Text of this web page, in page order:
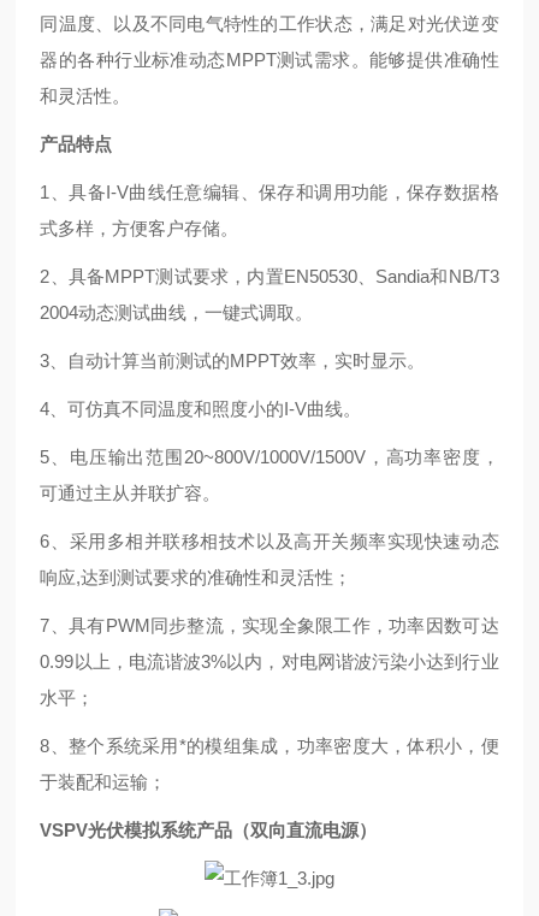
同温度、以及不同电气特性的工作状态，满足对光伏逆变
器的各种行业标准动态MPPT测试需求。能够提供准确性
和灵活性。
产品特点
1、具备I-V曲线任意编辑、保存和调用功能，保存数据格
式多样，方便客户存储。
2、具备MPPT测试要求，内置EN50530、Sandia和NB/T3
2004动态测试曲线，一键式调取。
3、自动计算当前测试的MPPT效率，实时显示。
4、可仿真不同温度和照度小的I-V曲线。
5、电压输出范围20~800V/1000V/1500V，高功率密度，
可通过主从并联扩容。
6、采用多相并联移相技术以及高开关频率实现快速动态
响应,达到测试要求的准确性和灵活性；
7、具有PWM同步整流，实现全象限工作，功率因数可达
0.99以上，电流谐波3%以内，对电网谐波污染小达到行业
水平；
8、整个系统采用*的模组集成，功率密度大，体积小，便
于装配和运输；
VSPV光伏模拟系统产品（双向直流电源）